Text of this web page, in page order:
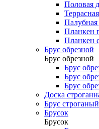
Половая
Палубная
Планкен
Планкен
Брус обрезной
Брус обрезной
Брус
Брус
Брус
Доска
Брус строганый
Брусок
Брусок